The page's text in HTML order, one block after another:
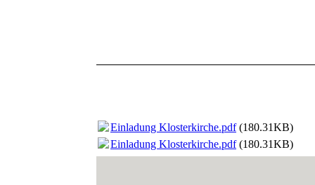
Einladung Klosterkirche.pdf(180.31KB)
Einladung Klosterkirche.pdf(180.31KB)